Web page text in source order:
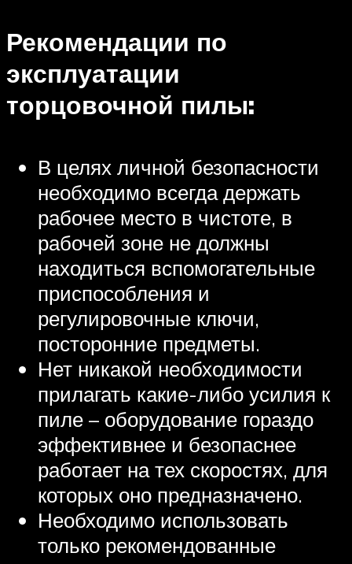
Рекомендации по
эксплуатации
торцовочной пилы:
В целях личной безопасности
необходимо всегда держать
рабочее место в чистоте, в
рабочей зоне не должны
находиться вспомогательные
приспособления и
регулировочные ключи,
посторонние предметы.
Нет никакой необходимости
прилагать какие-либо усилия к
пиле – оборудование гораздо
эффективнее и безопаснее
работает на тех скоростях, для
которых оно предназначено.
Необходимо использовать
только рекомендованные